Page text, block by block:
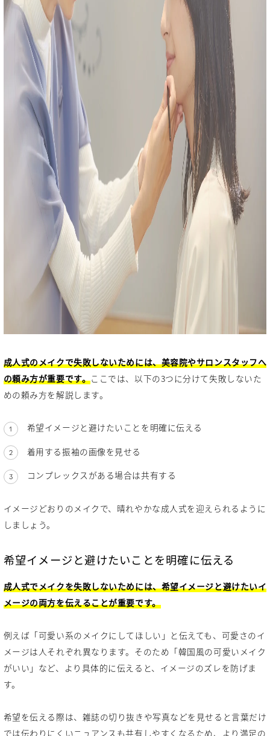
成人式のメイクで失敗しないためには、美容院やサロンスタッフへ
の頼み方が重要です。ここでは、以下の3つに分けて失敗しないた
めの頼み方を解説します。
希望イメージと避けたいことを明確に伝える
着用する振袖の画像を見せる
コンプレックスがある場合は共有する
イメージどおりのメイクで、晴れやかな成人式を迎えられるように
しましょう。
希望イメージと避けたいことを明確に伝える
成人式でメイクを失敗しないためには、希望イメージと避けたいイ
メージの両方を伝えることが重要です。
例えば「可愛い系のメイクにしてほしい」と伝えても、可愛さのイ
メージは人それぞれ異なります。そのため「韓国風の可愛いメイク
がいい」など、より具体的に伝えると、イメージのズレを防げま
す。
希望を伝える際は、雑誌の切り抜きや写真などを見せると言葉だけ
では伝わりにくいニュアンスも共有しやすくなるため、より満足の